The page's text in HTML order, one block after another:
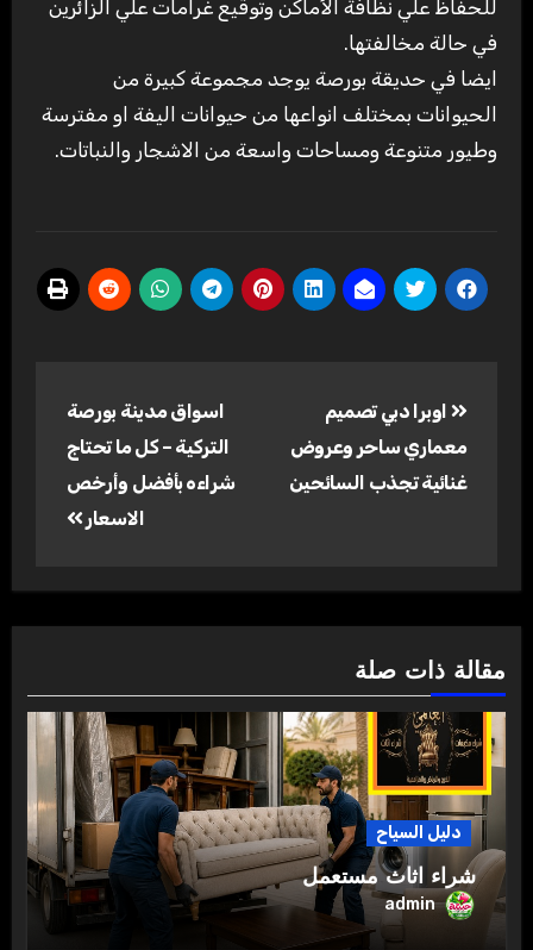
للحفاظ علي نظافة الأماكن وتوقيع غرامات علي الزائرين
في حالة مخالفتها.
ايضا في حديقة بورصة يوجد مجموعة كبيرة من
الحيوانات بمختلف انواعها من حيوانات اليفة او مفترسة
وطيور متنوعة ومساحات واسعة من الاشجار والنباتات.
المقالات
اوبرا دبي تصميم
معماري ساحر وعروض
غنائية تجذب السائحين
اسواق مدينة بورصة
التركية – كل ما تحتاج
شراءه بأفضل وأرخص
الاسعار
مقالة ذات صلة
دليل السياح
شراء اثاث مستعمل
admin